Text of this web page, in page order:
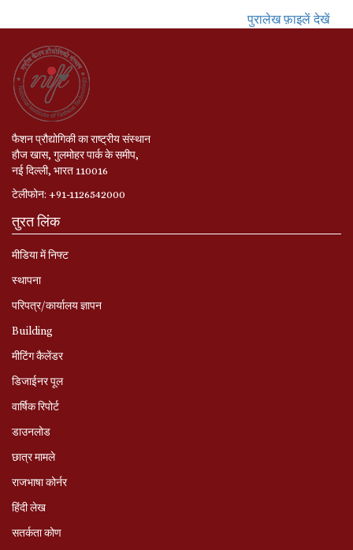
पुरालेख फ़ाइलें देखें
फैशन प्रौद्योगिकी का राष्ट्रीय संस्थान
हौज खास, गुलमोहर पार्क के समीप,
नई दिल्ली, भारत 110016
टेलीफोन: +91-1126542000
तुरत लिंक
मीडिया में निफ्ट
स्‍थापना
परिपत्र/कार्यालय ज्ञापन
Building
मीटिंग कैलेंडर
डिजाईनर पूल
वार्षिक रिपोर्ट
डाउनलोड
छात्र मामले
राजभाषा कोर्नर
हिंदी लेख
सतर्कता कोण